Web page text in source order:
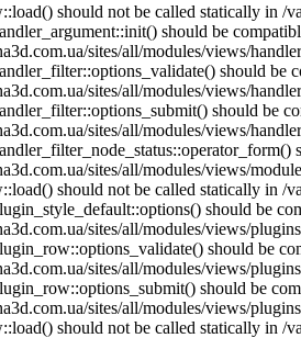
should not be called statically in
should be
sites/all/modules/views/
should
sites/all/modules/views/
should be
sites/all/modules/views/
sites/all/modules/views/
should not be called statically in
should be
sites/all/modules/views/
should be
sites/all/modules/views/
should be
sites/all/modules/views/
should not be called statically in